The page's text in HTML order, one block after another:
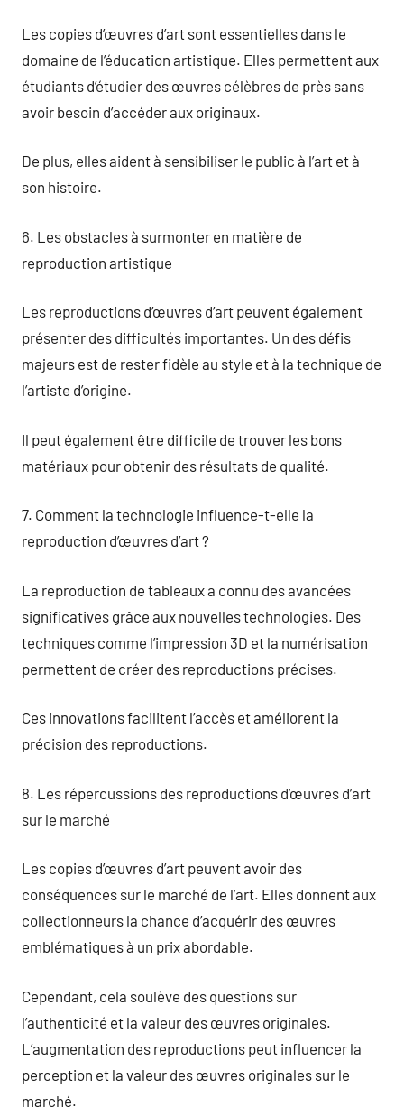
Les copies d’œuvres d’art sont essentielles dans le
domaine de l’éducation artistique. Elles permettent aux
étudiants d’étudier des œuvres célèbres de près sans
avoir besoin d’accéder aux originaux.
De plus, elles aident à sensibiliser le public à l’art et à
son histoire.
6. Les obstacles à surmonter en matière de
reproduction artistique
Les reproductions d’œuvres d’art peuvent également
présenter des difficultés importantes. Un des défis
majeurs est de rester fidèle au style et à la technique de
l’artiste d’origine.
Il peut également être difficile de trouver les bons
matériaux pour obtenir des résultats de qualité.
7. Comment la technologie influence-t-elle la
reproduction d’œuvres d’art ?
La reproduction de tableaux a connu des avancées
significatives grâce aux nouvelles technologies. Des
techniques comme l’impression 3D et la numérisation
permettent de créer des reproductions précises.
Ces innovations facilitent l’accès et améliorent la
précision des reproductions.
8. Les répercussions des reproductions d’œuvres d’art
sur le marché
Les copies d’œuvres d’art peuvent avoir des
conséquences sur le marché de l’art. Elles donnent aux
collectionneurs la chance d’acquérir des œuvres
emblématiques à un prix abordable.
Cependant, cela soulève des questions sur
l’authenticité et la valeur des œuvres originales.
L’augmentation des reproductions peut influencer la
perception et la valeur des œuvres originales sur le
marché.